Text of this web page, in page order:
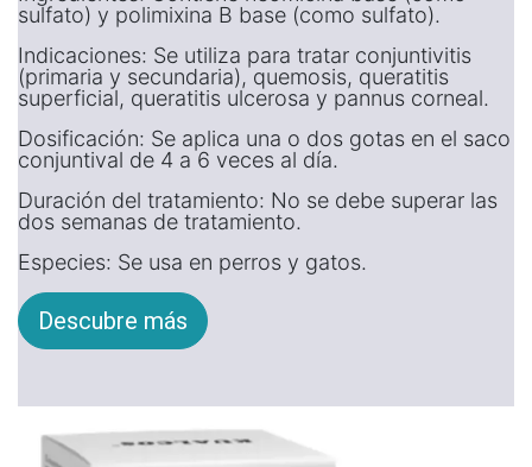
sulfato) y polimixina B base (como sulfato).
Indicaciones: Se utiliza para tratar conjuntivitis
(primaria y secundaria), quemosis, queratitis
superficial, queratitis ulcerosa y pannus corneal.
Dosificación: Se aplica una o dos gotas en el saco
conjuntival de 4 a 6 veces al día.
Duración del tratamiento: No se debe superar las
dos semanas de tratamiento.
Especies: Se usa en perros y gatos.
Descubre más